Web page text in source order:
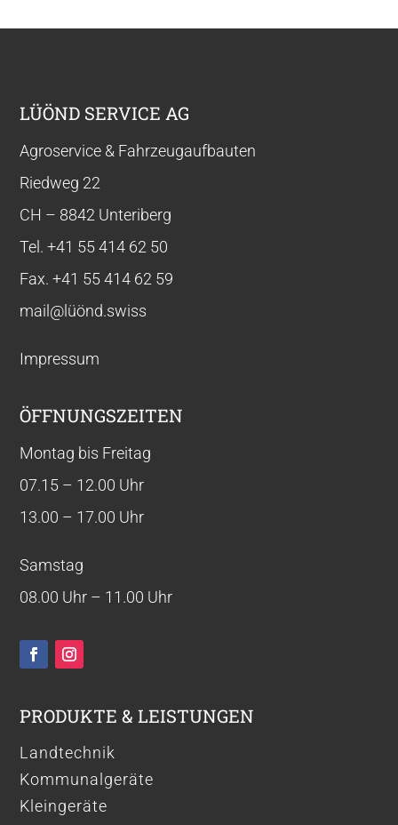
LÜÖND SERVICE AG
Agroservice & Fahrzeugaufbauten
Riedweg 22
CH – 8842 Unteriberg
Tel.+41 55414 62 50
Fax.+41 55414 62 59
mail@lüönd.swiss
Impressum
ÖFFNUNGSZEITEN
Montag bis Freitag
07.15 – 12.00 Uhr
13.00 – 17.00 Uhr
Samstag
08.00 Uhr – 11.00 Uhr
PRODUKTE & LEISTUNGEN
Landtechnik
Kommunalgeräte
Kleingeräte